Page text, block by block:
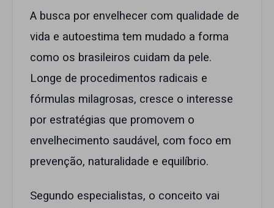
A busca por envelhecer com qualidade de
vida e autoestima tem mudado a forma
como os brasileiros cuidam da pele.
Longe de procedimentos radicais e
fórmulas milagrosas, cresce o interesse
por estratégias que promovem o
envelhecimento saudável, com foco em
prevenção, naturalidade e equilíbrio.
Segundo especialistas, o conceito vai